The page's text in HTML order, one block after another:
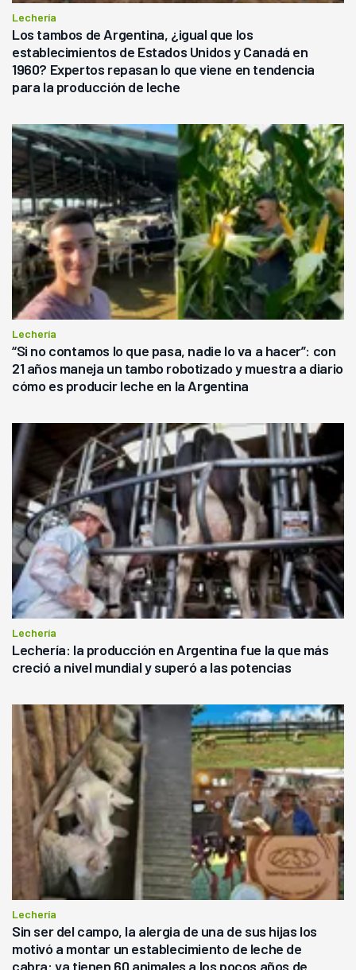
Lechería
Los tambos de Argentina, ¿igual que los
establecimientos de Estados Unidos y Canadá en
1960? Expertos repasan lo que viene en tendencia
para la producción de leche
Lechería
“Si no contamos lo que pasa, nadie lo va a hacer”: con
21 años maneja un tambo robotizado y muestra a diario
cómo es producir leche en la Argentina
Lechería
Lechería: la producción en Argentina fue la que más
creció a nivel mundial y superó a las potencias
Lechería
Sin ser del campo, la alergia de una de sus hijas los
motivó a montar un establecimiento de leche de
cabra: ya tienen 60 animales a los pocos años de